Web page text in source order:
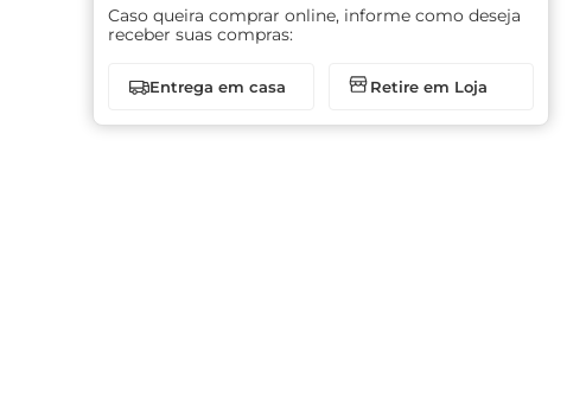
Caso queira comprar online, informe como deseja
receber suas compras:
Entrega em casa Retire em Loja
café
azeite